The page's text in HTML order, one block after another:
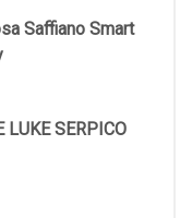
Saffiano Smart
LUKE SERPICO